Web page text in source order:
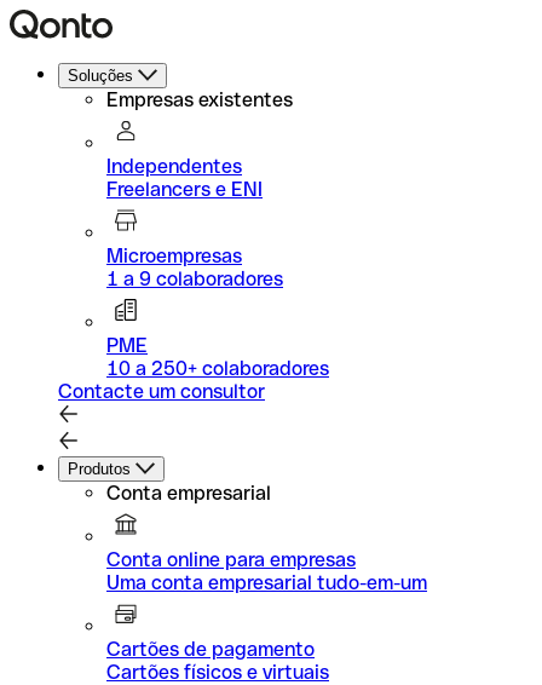
Soluções
Empresas existentes
Independentes
Freelancers e ENI
Microempresas
1 a 9 colaboradores
PME
10 a 250+ colaboradores
Contacte um consultor
Produtos
Conta empresarial
Conta online para empresas
Uma conta empresarial tudo-em-um
Cartões de pagamento
Cartões físicos e virtuais